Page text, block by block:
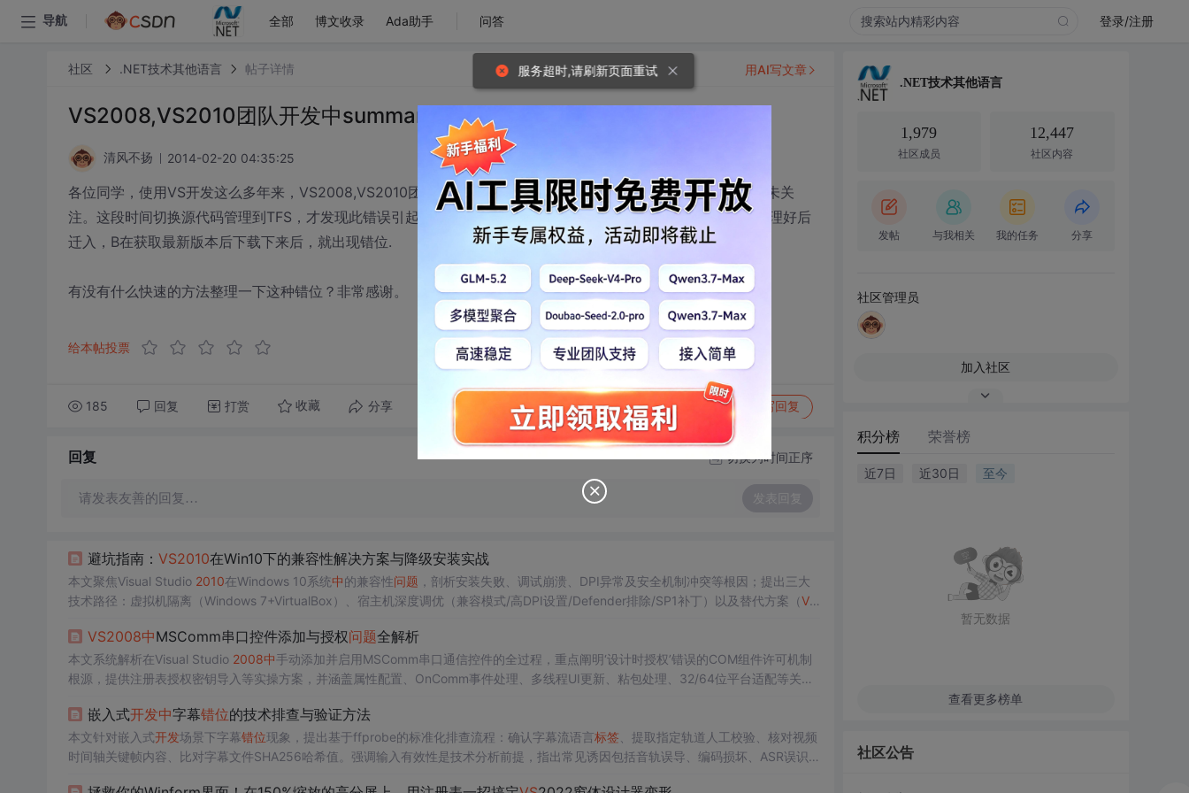
导航 全部 博文收录 Ada助手 问答 登录/注册
社区 .NET技术其他语言 帖子详情
VS2008,VS2010团队开发中summary标签错位的问题
清风不扬 2014-02-20 04:35:25
各位同学，使用VS开发这么多年来，VS2008,VS2010团队开发中summary标签错位的问题，一直有发现，但并未关
注。这段时间切换源代码管理到TFS，才发现此错误引起的警告上万条了。有必要纠正一下。发生错位通常是A整理好后
迁入，B在获取最新版本后下载下来后，就出现错位.
有没有什么快速的方法整理一下这种错位？非常感谢。
给本帖投票
185 回复 打赏 收藏 分享 转发到动态 举报 写回复
用AI写文章
回复 切换为时间正序
请发表友善的回复… 发表回复
避坑指南： VS2010在Win10下的兼容性解决方案与降级安装实战
本文聚焦Visual Studio 2010在Windows 10系统中的兼容性问题 ，剖析安装失败、调试崩溃、DPI异常及安全机制冲突等根因；提出三大
技术路径：虚拟机隔离（Windows 7+VirtualBox）、宿主机深度调优（兼容模式/高DPI设置/Defender排除/SP1补丁）以及替代方案（VS
VS2008中MSComm串口控件添加与授权问题全解析
本文系统解析在Visual Studio 2008中手动添加并启用MSComm串口通信控件的全过程，重点阐明‘设计时授权’错误的COM组件许可机制
根源，提供注册表授权密钥导入等实操方案，并涵盖属性配置、OnComm事件处理、多线程UI更新、粘包处理、32/64位平台适配等关键
嵌入式开发中字幕错位的技术排查与验证方法
本文针对嵌入式开发场景下字幕错位现象，提出基于ffprobe的标准化排查流程：确认字幕流语言标签 、提取指定轨道人工校验、核对视频
时间轴关键帧内容、比对字幕文件SHA256哈希值。强调输入有效性是技术分析前提，指出常见诱因包括音轨误导、编码损坏、ASR误识
.NET技术其他语言
1,979
社区成员
12,447
社区内容
发帖 与我相关 我的任务 分享
社区管理员
加入社区
积分榜 荣誉榜
近7日 近30日 至今
暂无数据
查看更多榜单
社区公告
服务超时,请刷新页面重试